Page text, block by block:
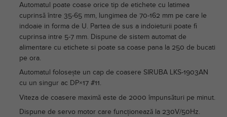
Automatul poate coase orice tip de etichete cu latimea
cuprinsă între 35-65 mm, lungimea de 70-162 mm pe care le
indoaie in forma de U. Partea de sus a indoieturii poate fi
cuprinsa intre 5-7 mm. Dispune de sistem automat de
alimentare cu etichete si poate sa coase pana la 250 de bucati
pe ora.
Automatul folosește un cap de coasere SIRUBA LKS-1903AN
cu un singur ac DP×17 #11.
Viteza de coasere maximă este de 2000 împunsături pe minut.
Dispune de servo motor care funcționează la 230V/50Hz.